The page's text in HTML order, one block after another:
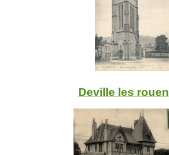
Deville les rouen